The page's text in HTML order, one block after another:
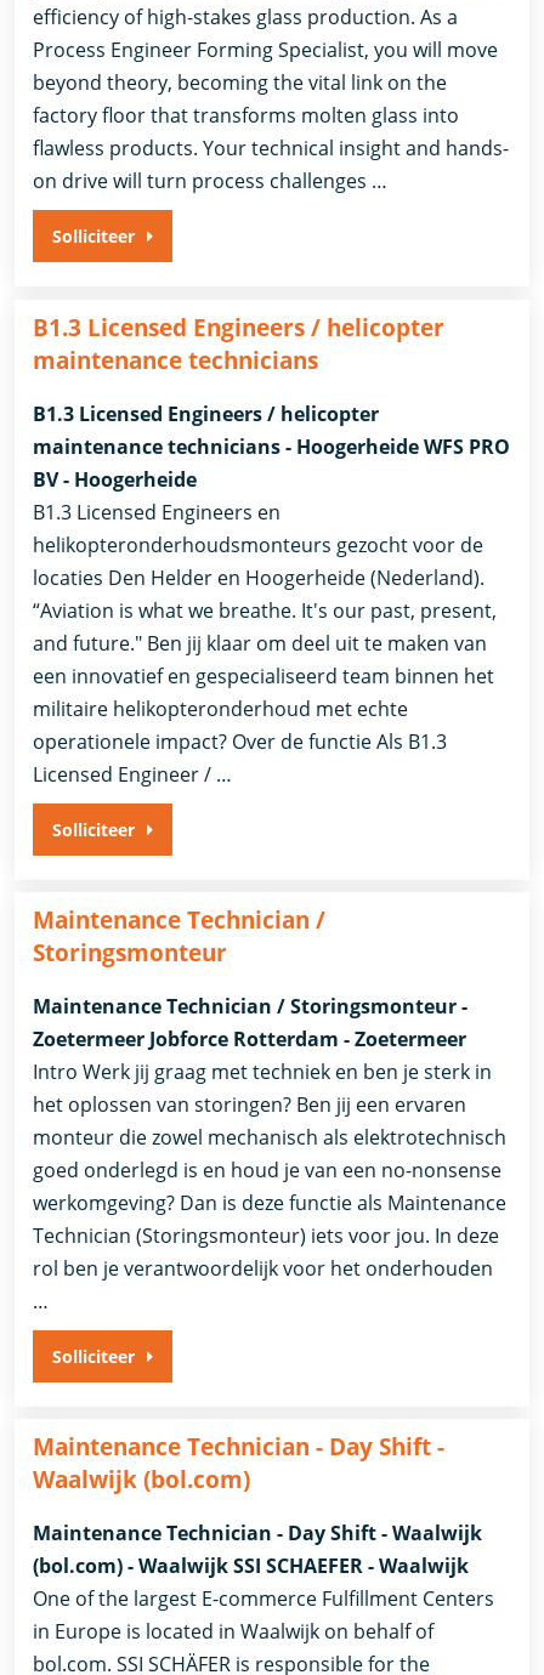
efficiency of high-stakes glass production. As a
Process Engineer Forming Specialist, you will move
beyond theory, becoming the vital link on the
factory floor that transforms molten glass into
flawless products. Your technical insight and hands-
on drive will turn process challenges …
Solliciteer
B1.3 Licensed Engineers / helicopter
maintenance technicians
B1.3 Licensed Engineers / helicopter
maintenance technicians - Hoogerheide WFS PRO
BV - Hoogerheide
B1.3 Licensed Engineers en
helikopteronderhoudsmonteurs gezocht voor de
locaties Den Helder en Hoogerheide (Nederland).
“Aviation is what we breathe. It's our past, present,
and future." Ben jij klaar om deel uit te maken van
een innovatief en gespecialiseerd team binnen het
militaire helikopteronderhoud met echte
operationele impact? Over de functie Als B1.3
Licensed Engineer / …
Solliciteer
Maintenance Technician /
Storingsmonteur
Maintenance Technician / Storingsmonteur -
Zoetermeer Jobforce Rotterdam - Zoetermeer
Intro Werk jij graag met techniek en ben je sterk in
het oplossen van storingen? Ben jij een ervaren
monteur die zowel mechanisch als elektrotechnisch
goed onderlegd is en houd je van een no-nonsense
werkomgeving? Dan is deze functie als Maintenance
Technician (Storingsmonteur) iets voor jou. In deze
rol ben je verantwoordelijk voor het onderhouden
…
Solliciteer
Maintenance Technician - Day Shift -
Waalwijk (bol.com)
Maintenance Technician - Day Shift - Waalwijk
(bol.com) - Waalwijk SSI SCHAEFER - Waalwijk
One of the largest E-commerce Fulfillment Centers
in Europe is located in Waalwijk on behalf of
bol.com. SSI SCHÄFER is responsible for the